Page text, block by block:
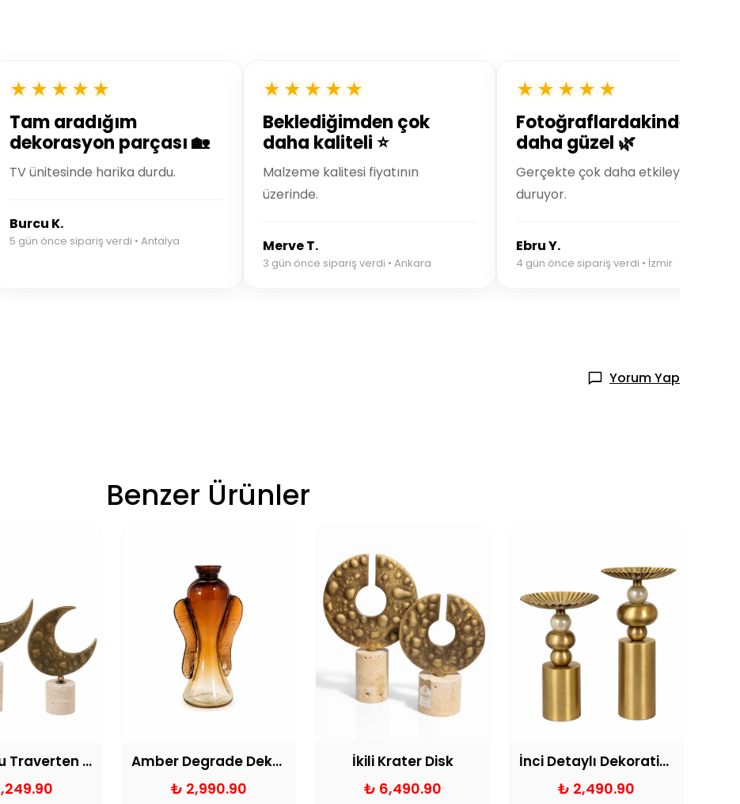
★★★★★
Tam aradığım
dekorasyon parçası 🏡
TV ünitesinde harika durdu.
Burcu K.
5 gün önce sipariş verdi • Antalya
★★★★★
Beklediğimden çok
daha kaliteli ⭐
Malzeme kalitesi fiyatının
üzerinde.
Merve T.
3 gün önce sipariş verdi • Ankara
★★★★★
Fotoğraflardakinden
daha güzel 🌿
Gerçekte çok daha etkileyici
duruyor.
Ebru Y.
4 gün önce sipariş verdi • İzmir
Yorum Yap
Benzer Ürünler
Ay Formlu Traverten Kaideli Dekoratif Obje Amber Degrade Dekoratif Cam Melek Vazo
₺ 2,990.90
İkili Krater Disk
₺ 6,490.90
İnci Detaylı Dekoratif Mumluk Eskitme
₺ 2,490.90